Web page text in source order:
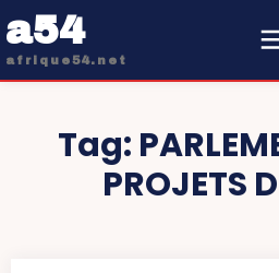
a54
afrique54.net
Tag:
PROJETS